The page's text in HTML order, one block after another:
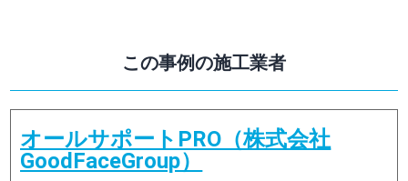
この事例の施工業者
オールサポートPRO（株式会社
GoodFaceGroup）